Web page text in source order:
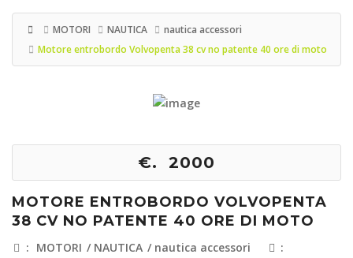
MOTORI NAUTICA
nautica accessori
Motore entrobordo Volvopenta 38 cv no patente 40 ore di moto
€. 2000
MOTORE ENTROBORDO VOLVOPENTA
38 CV NO PATENTE 40 ORE DI MOTO
: MOTORI / NAUTICA / nautica accessori
: